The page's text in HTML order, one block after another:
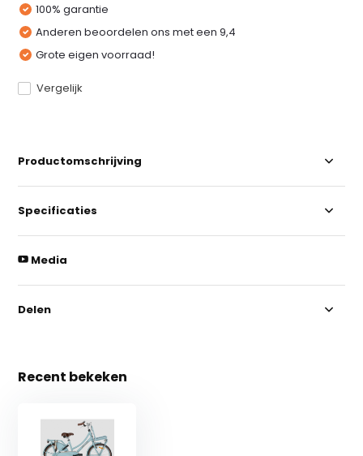
100% garantie
Anderen beoordelen ons met een 9,4
Grote eigen voorraad!
Vergelijk
Productomschrijving
Specificaties
Media
Delen
Recent bekeken